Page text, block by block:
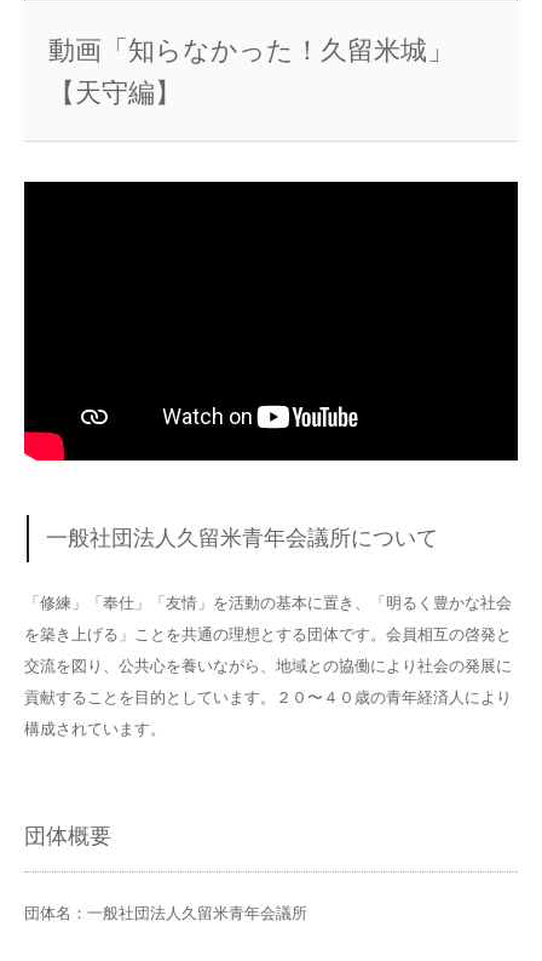
動画「知らなかった！久留米城」
【天守編】
一般社団法人久留米青年会議所について
「修練」「奉仕」「友情」を活動の基本に置き、「明るく豊かな社会
を築き上げる」ことを共通の理想とする団体です。会員相互の啓発と
交流を図り、公共心を養いながら、地域との協働により社会の発展に
貢献することを目的としています。２０〜４０歳の青年経済人により
構成されています。
団体概要
団体名：一般社団法人久留米青年会議所